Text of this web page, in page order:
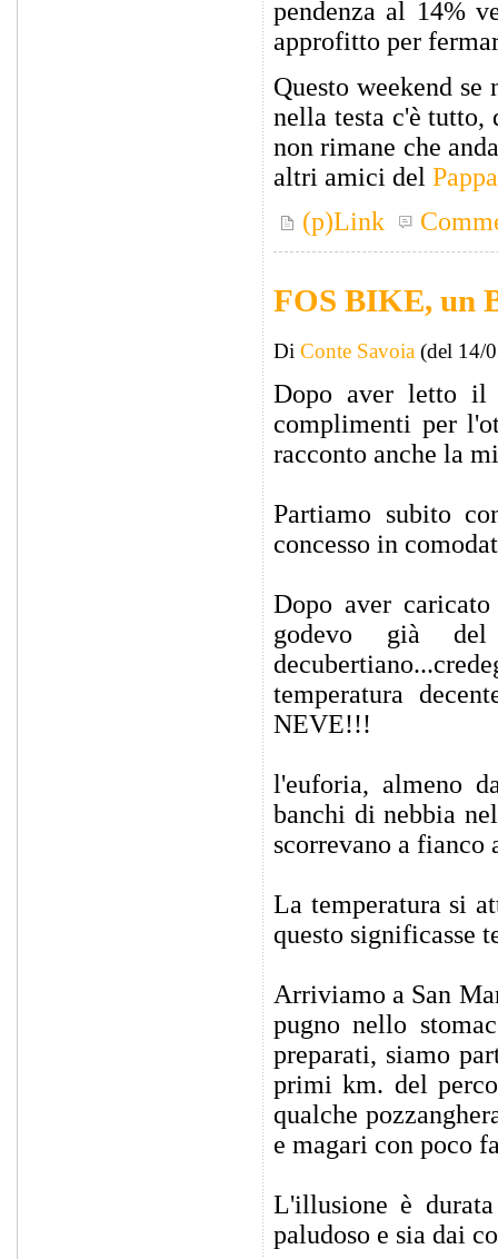
pendenza al 14%
approfitto per
Questo weekend
nella testa c'è
non rimane che
altri amici del
(p)Link
FOS BIKE, un
Di Conte Savoia (del 14/
Dopo aver letto il
complimenti per
racconto anche la
Partiamo subito
concesso in
Dopo aver
godevo già
temperatura
NEVE!!!
l'euforia, almeno
banchi di nebbia
scorrevano a fianco
La temperatura si
questo significasse
Arriviamo a San
pugno nello
preparati, siamo
primi km. del
qualche
e magari con poco
L'illusione è
paludoso e sia dai